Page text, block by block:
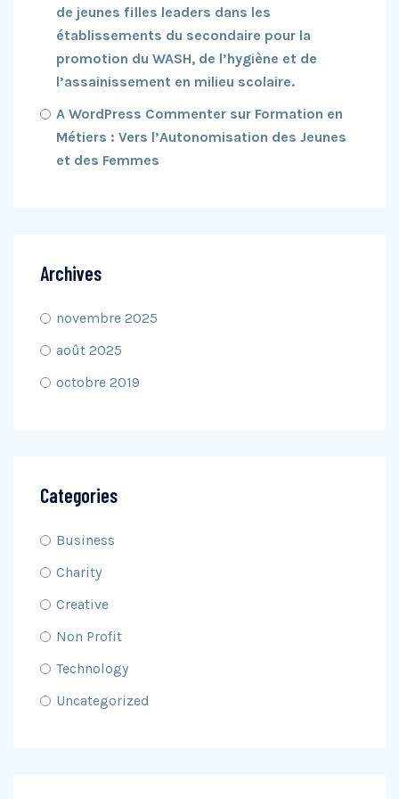
de jeunes filles leaders dans les
établissements du secondaire pour la
promotion du WASH, de l’hygiène et de
l’assainissement en milieu scolaire.
A WordPress Commenter sur Formation en
Métiers : Vers l’Autonomisation des Jeunes
et des Femmes
Archives
novembre 2025
août 2025
octobre 2019
Categories
Business
Charity
Creative
Non Profit
Technology
Uncategorized